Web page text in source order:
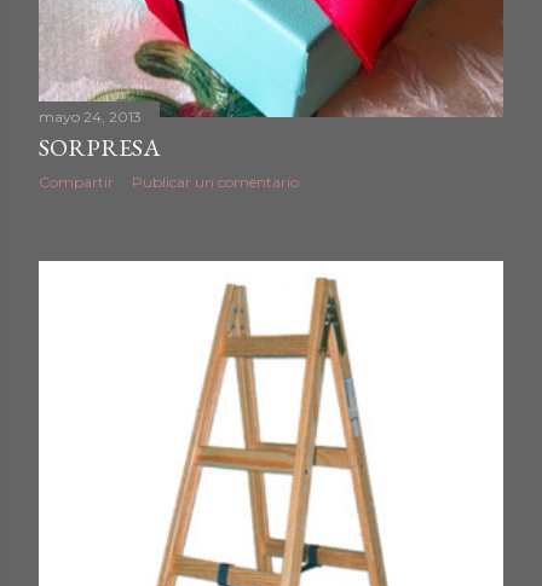
mayo 24, 2013
SORPRESA
Compartir Publicar un comentario